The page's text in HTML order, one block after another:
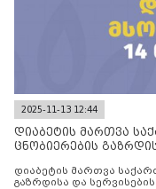
2025-11-13 12:44
დიაბეტის მართვა
ცნობიერების
დიაბეტის მართვა
გაზრდისა და